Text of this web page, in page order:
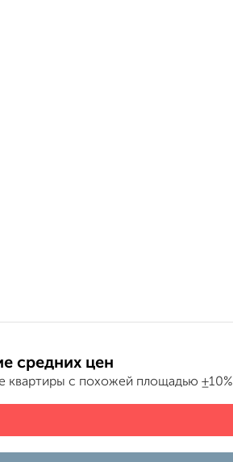
средних цен
квартиры с похожей площадью ±10%